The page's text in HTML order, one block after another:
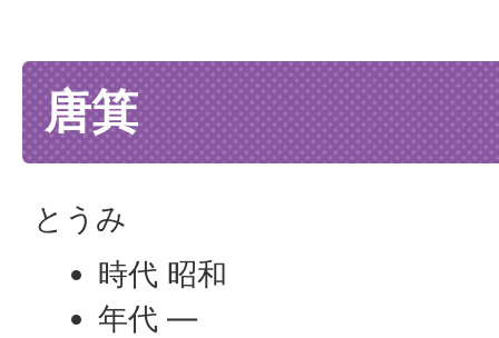
唐箕
とうみ
時代 昭和
年代 —